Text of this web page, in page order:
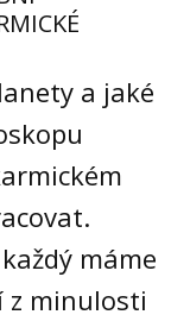
a jaké
máme
z minulosti